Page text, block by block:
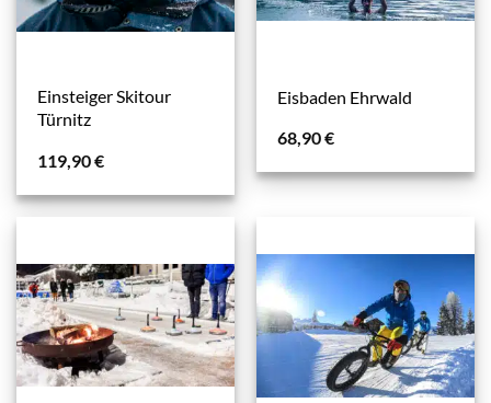
Einsteiger Skitour
Türnitz
119,90€
Eisbaden Ehrwald
68,90€